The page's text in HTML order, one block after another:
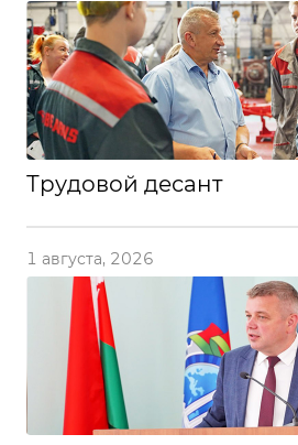
Трудовой десант
1 августа, 2026